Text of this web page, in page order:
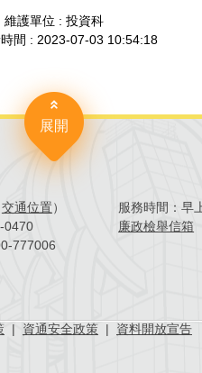
維護單位 : 投資科
間 : 2023-07-03 10:54:18
展開
交通位置）
0470
777006
服務時間：早
廉政檢舉信箱
| 資通安全政策 | 資料開放宣告